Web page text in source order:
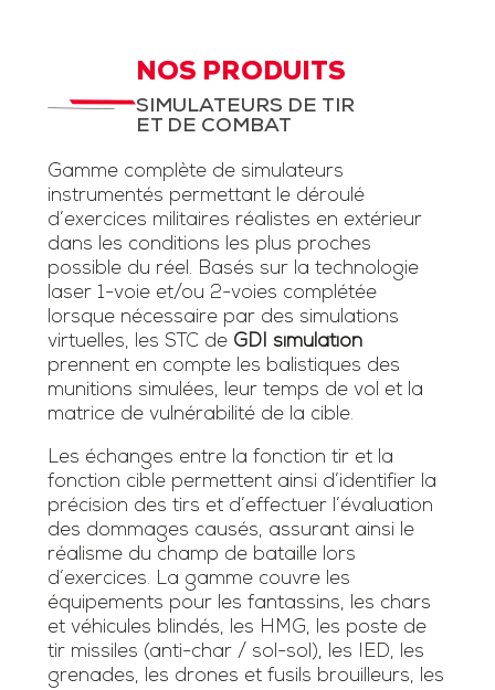
NOS PRODUITS
SIMULATEURS DE TIR
ET DE COMBAT
Gamme complète de simulateurs
instrumentés permettant le déroulé
d’exercices militaires réalistes en extérieur
dans les conditions les plus proches
possible du réel. Basés sur la technologie
laser 1-voie et/ou 2-voies complétée
lorsque nécessaire par des simulations
virtuelles, les STC de GDI simulation
prennent en compte les balistiques des
munitions simulées, leur temps de vol et la
matrice de vulnérabilité de la cible.
Les échanges entre la fonction tir et la
fonction cible permettent ainsi d’identifier la
précision des tirs et d’effectuer l’évaluation
des dommages causés, assurant ainsi le
réalisme du champ de bataille lors
d’exercices. La gamme couvre les
équipements pour les fantassins, les chars
et véhicules blindés, les HMG, les poste de
tir missiles (anti-char / sol-sol), les IED, les
grenades, les drones et fusils brouilleurs, les